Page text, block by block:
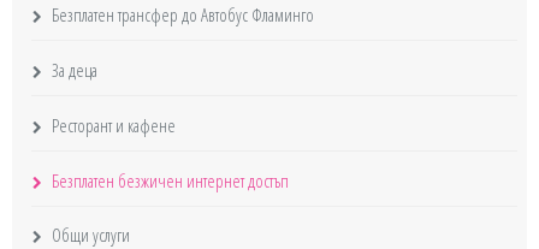
Безплатен трансфер до Автобус Фламинго
За деца
Ресторант и кафене
Безплатен безжичен интернет достъп
Общи услуги